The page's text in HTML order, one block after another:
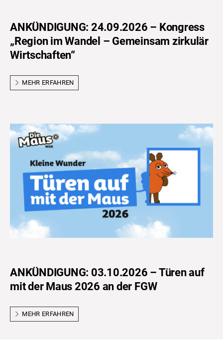
ANKÜNDIGUNG: 24.09.2026 – Kongress
„Region im Wandel – Gemeinsam zirkulär
Wirtschaften“
MEHR ERFAHREN
ANKÜNDIGUNG: 03.10.2026 – Türen auf
mit der Maus 2026 an der FGW
MEHR ERFAHREN